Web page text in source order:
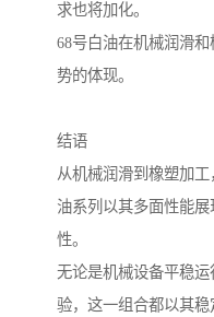
求也将加化。
68号白油在机械润滑
势的体现。
结语
从机械润滑到橡塑加
油系列以其多面性能
性。
无论是机械设备平稳
验，这一组合都以其